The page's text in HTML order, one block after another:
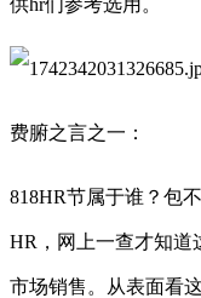
费腑之言之一：
818HR节属于谁？包
HR，网上一查才知道
市场销售。从表面看